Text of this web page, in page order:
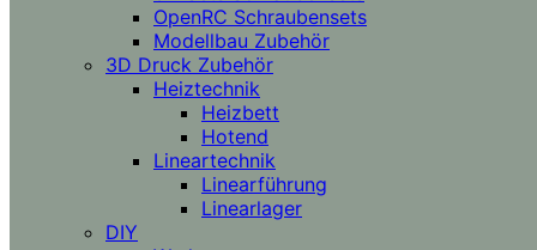
OpenRC Schraubensets
Modellbau Zubehör
3D Druck Zubehör
Heiztechnik
Heizbett
Hotend
Lineartechnik
Linearführung
Linearlager
DIY